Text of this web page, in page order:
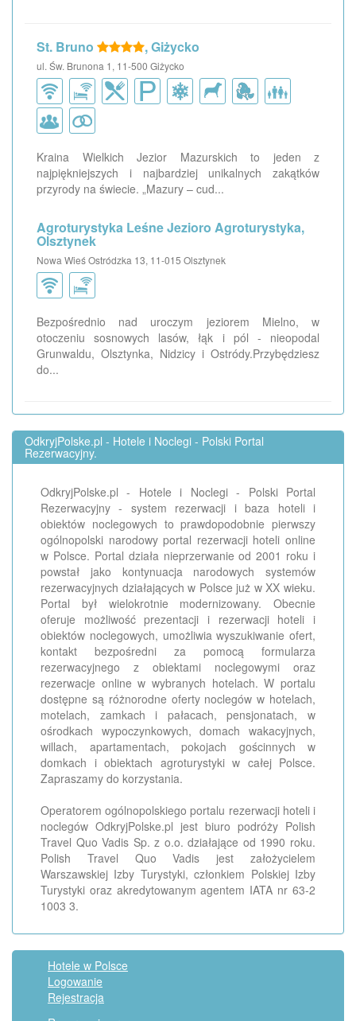
St. Bruno , Giżycko
ul. Św. Brunona 1, 11-500 Giżycko
Kraina Wielkich Jezior Mazurskich to jeden z
najpiękniejszych i najbardziej unikalnych zakątków
przyrody na świecie. „Mazury – cud...
Agroturystyka Leśne Jezioro Agroturystyka,
Olsztynek
Nowa Wieś Ostródzka 13, 11-015 Olsztynek
Bezpośrednio nad uroczym jeziorem Mielno, w
otoczeniu sosnowych lasów, łąk i pól - nieopodal
Grunwaldu, Olsztynka, Nidzicy i Ostródy.Przybędziesz
do...
OdkryjPolske.pl - Hotele i Noclegi - Polski Portal
Rezerwacyjny.
OdkryjPolske.pl - Hotele i Noclegi - Polski Portal
Rezerwacyjny - system rezerwacji i baza hoteli i
obiektów noclegowych to prawdopodobnie pierwszy
ogólnopolski narodowy portal rezerwacji hoteli online
w Polsce. Portal działa nieprzerwanie od 2001 roku i
powstał jako kontynuacja narodowych systemów
rezerwacyjnych działających w Polsce już w XX wieku.
Portal był wielokrotnie modernizowany. Obecnie
oferuje możliwość prezentacji i rezerwacji hoteli i
obiektów noclegowych, umożliwia wyszukiwanie ofert,
kontakt bezpośredni za pomocą formularza
rezerwacyjnego z obiektami noclegowymi oraz
rezerwacje online w wybranych hotelach. W portalu
dostępne są różnorodne oferty noclegów w hotelach,
motelach, zamkach i pałacach, pensjonatach, w
ośrodkach wypoczynkowych, domach wakacyjnych,
willach, apartamentach, pokojach gościnnych w
domkach i obiektach agroturystyki w całej Polsce.
Zapraszamy do korzystania.
Operatorem ogólnopolskiego portalu rezerwacji hoteli i
noclegów OdkryjPolske.pl jest biuro podróży Polish
Travel Quo Vadis Sp. z o.o. działające od 1990 roku.
Polish Travel Quo Vadis jest założycielem
Warszawskiej Izby Turystyki, członkiem Polskiej Izby
Turystyki oraz akredytowanym agentem IATA nr 63-2
1003 3.
Hotele w Polsce
Logowanie
Rejestracja